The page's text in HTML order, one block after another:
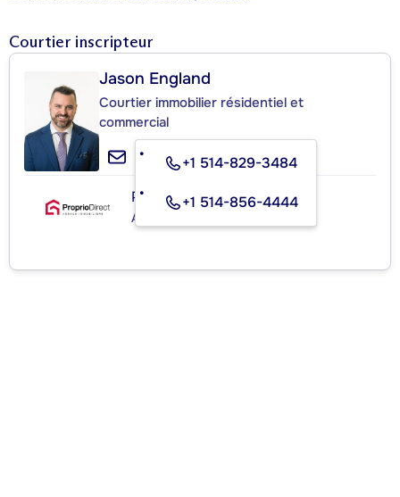
Courtier inscripteur
Jason England
Courtier immobilier résidentiel et
commercial
+1 514-829-3484
+1 514-856-4444
PROPRIO DIRECT
Agence immobilière